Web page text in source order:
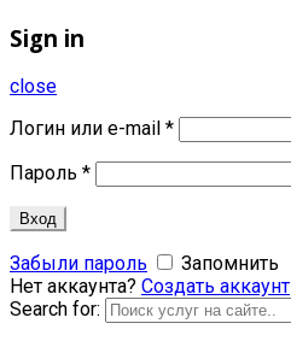
Sign in
close
Логин или e-mail *
Пароль *
Вход
Забыли пароль
Запомнить
Нет аккаунта? Создать аккаунт
Search for: